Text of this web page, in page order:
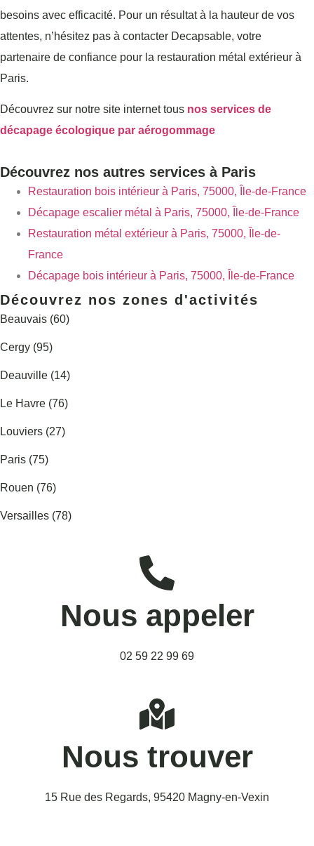
besoins avec efficacité. Pour un résultat à la hauteur de vos
attentes, n’hésitez pas à contacter Decapsable, votre
partenaire de confiance pour la restauration métal extérieur à
Paris.
Découvrez sur notre site internet tous nos services de
décapage écologique par aérogommage
Découvrez nos autres services à Paris
Restauration bois intérieur à Paris, 75000, Île-de-France
Décapage escalier métal à Paris, 75000, Île-de-France
Restauration métal extérieur à Paris, 75000, Île-de-
France
Décapage bois intérieur à Paris, 75000, Île-de-France
Découvrez nos zones d'activités
Beauvais (60)
Cergy (95)
Deauville (14)
Le Havre (76)
Louviers (27)
Paris (75)
Rouen (76)
Versailles (78)
Nous appeler
02 59 22 99 69
Nous trouver
15 Rue des Regards, 95420 Magny-en-Vexin